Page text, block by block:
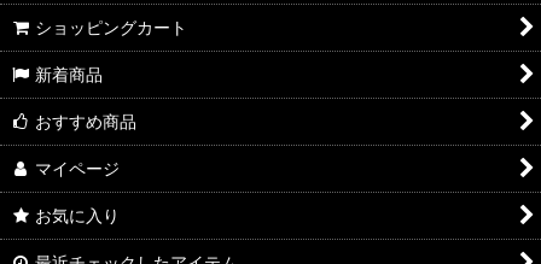
ショッピングカート
新着商品
おすすめ商品
マイページ
お気に入り